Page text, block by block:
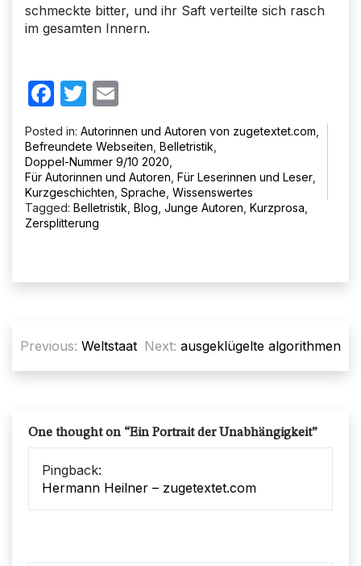
schmeckte bitter, und ihr Saft verteilte sich rasch
im gesamten Innern.
Facebook
Twitter
Posted in: Autorinnen und Autoren von zugetextet.com
Befreundete Webseiten Belletristik
Doppel-Nummer 9/10 2020
Für Autorinnen und Autoren Für Leserinnen und Leser
Kurzgeschichten Sprache Wissenswertes
Tagged: Belletristik Blog Junge Autoren Kurzprosa
Zersplitterung
Previous: Weltstaat Next: ausgeklügelte algorithmen
One thought on “Ein Portrait der Unabhängigkeit”
Pingback:
Hermann Heilner – zugetextet.com